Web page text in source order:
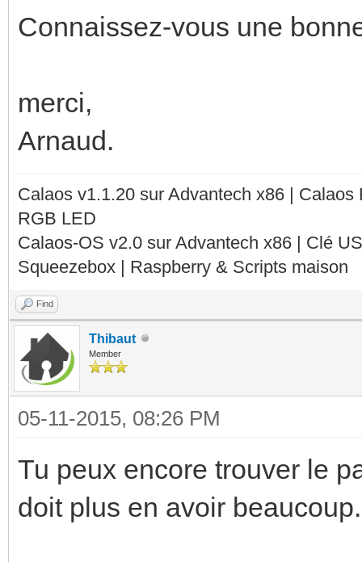
Connaissez-vous une
merci,
Arnaud.
Calaos v1.1.20 sur Advantech x86 |
RGB LED
Calaos-OS v2.0 sur Advantech x86 | Clé
Squeezebox | Raspberry & Scripts maison
Find
Thibaut
Member
05-11-2015, 08:26 PM
Tu peux encore trouver le
doit plus en avoir